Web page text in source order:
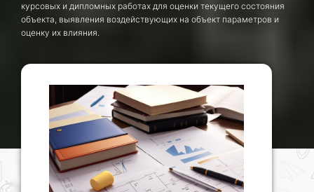
курсовых и дипломных работах для оценки текущего состояния
объекта, выявления воздействующих на объект параметров и
оценку их влияния.